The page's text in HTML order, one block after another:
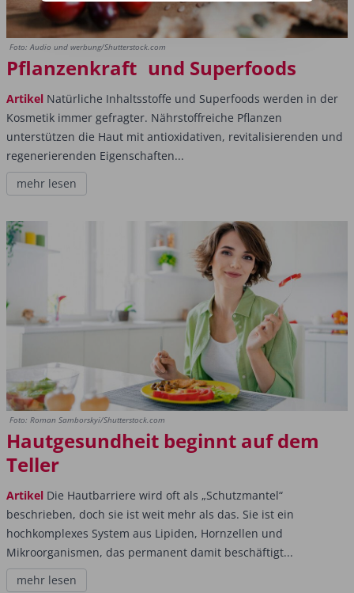
Foto: Audio und werbung/Shutterstock.com
Pflanzenkraft und Superfoods
Artikel Natürliche Inhaltsstoffe und Superfoods werden in der
Kosmetik immer gefragter. Nährstoffreiche Pflanzen
unterstützen die Haut mit antioxidativen, revitalisierenden und
regenerierenden Eigenschaften...
mehr lesen
Foto: Roman Samborskyi/Shutterstock.com
Hautgesundheit beginnt auf dem
Teller
Artikel Die Hautbarriere wird oft als „Schutzmantel“
beschrieben, doch sie ist weit mehr als das. Sie ist ein
hochkomplexes System aus Lipiden, Hornzellen und
Mikroorganismen, das permanent damit beschäftigt...
mehr lesen